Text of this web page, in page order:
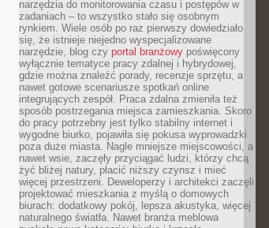
narzędzia do monitorowania czasu i postępów w
zadaniach – to wszystko stało się osobnym
rynkiem. Wiele osób po raz pierwszy dowiedziało
się, że istnieje niejedno wyspecjalizowane
narzędzie, blog czy portal branżowy poświęcony
wyłącznie tematyce pracy zdalnej i hybrydowej,
gdzie można znaleźć porady, recenzje sprzętu, a
nawet gotowe scenariusze spotkań online
integrujących zespół. Praca zdalna zmieniła też
sposób postrzegania miejsca zamieszkania. Skoro
do pracy potrzebny jest tylko stabilny internet i
wygodne biurko, pojawiła się pokusa wyprowadzki
poza duże miasta. Nagle mniejsze miejscowości, a
nawet wsie, zaczęły przyciągać ludzi, którzy chcą
żyć bliżej natury, płacić niższy czynsz i mieć
więcej przestrzeni. Deweloperzy i architekci zaczęli
projektować mieszkania z myślą o domowych
biurach: dodatkowy pokój, lepsza akustyka, więcej
naturalnego światła. Nawet branża meblowa